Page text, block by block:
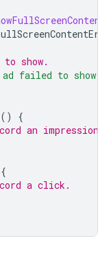
show.
failed to show:
()
{
an impression.
{
a click.